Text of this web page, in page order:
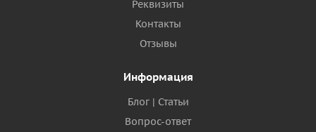
Реквизиты
Контакты
Отзывы
Информация
Блог | Статьи
Вопрос-ответ